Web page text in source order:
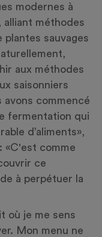
modernes à
alliant méthodes
sauvages
aux méthodes
saisonniers
avons commencé
fermentation qui
d’aliments»,
«C'est comme
ce
à perpétuer la
où je me sens
Mon menu ne